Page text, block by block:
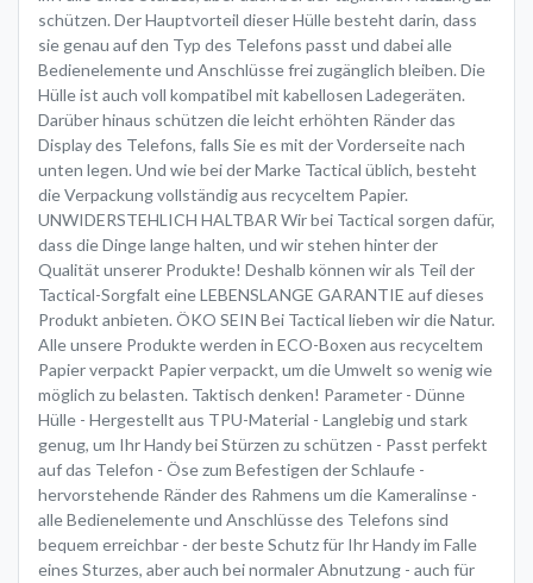
schützen. Der Hauptvorteil dieser Hülle besteht darin, dass
sie genau auf den Typ des Telefons passt und dabei alle
Bedienelemente und Anschlüsse frei zugänglich bleiben. Die
Hülle ist auch voll kompatibel mit kabellosen Ladegeräten.
Darüber hinaus schützen die leicht erhöhten Ränder das
Display des Telefons, falls Sie es mit der Vorderseite nach
unten legen. Und wie bei der Marke Tactical üblich, besteht
die Verpackung vollständig aus recyceltem Papier.
UNWIDERSTEHLICH HALTBAR Wir bei Tactical sorgen dafür,
dass die Dinge lange halten, und wir stehen hinter der
Qualität unserer Produkte! Deshalb können wir als Teil der
Tactical-Sorgfalt eine LEBENSLANGE GARANTIE auf dieses
Produkt anbieten. ÖKO SEIN Bei Tactical lieben wir die Natur.
Alle unsere Produkte werden in ECO-Boxen aus recyceltem
Papier verpackt Papier verpackt, um die Umwelt so wenig wie
möglich zu belasten. Taktisch denken! Parameter - Dünne
Hülle - Hergestellt aus TPU-Material - Langlebig und stark
genug, um Ihr Handy bei Stürzen zu schützen - Passt perfekt
auf das Telefon - Öse zum Befestigen der Schlaufe -
hervorstehende Ränder des Rahmens um die Kameralinse -
alle Bedienelemente und Anschlüsse des Telefons sind
bequem erreichbar - der beste Schutz für Ihr Handy im Falle
eines Sturzes, aber auch bei normaler Abnutzung - auch für